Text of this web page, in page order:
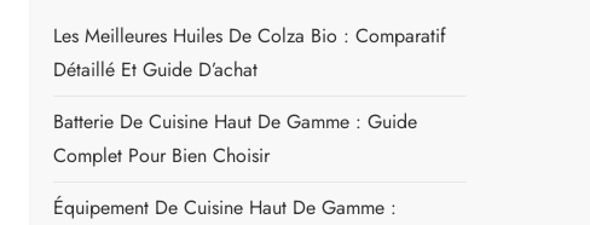
Les Meilleures Huiles De Colza Bio : Comparatif
Détaillé Et Guide D’achat
Batterie De Cuisine Haut De Gamme : Guide
Complet Pour Bien Choisir
Équipement De Cuisine Haut De Gamme :